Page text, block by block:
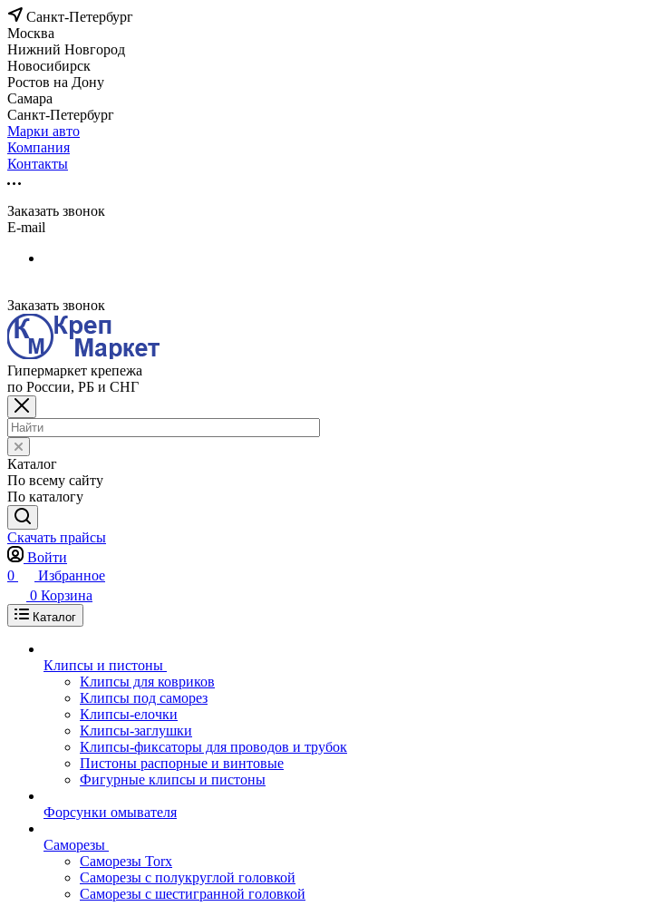
Санкт-Петербург
Москва
Нижний Новгород
Новосибирск
Ростов на Дону
Самара
Санкт-Петербург
Марки авто
Компания
Контакты
Заказать звонок
E-mail
Заказать звонок
Гипермаркет крепежа
по России, РБ и СНГ
Каталог
По всему сайту
По каталогу
Скачать прайсы
Войти
0
Избранное
0 Корзина
Каталог
Клипсы и пистоны
Клипсы для ковриков
Клипсы под саморез
Клипсы-елочки
Клипсы-заглушки
Клипсы-фиксаторы для проводов и трубок
Пистоны распорные и винтовые
Фигурные клипсы и пистоны
Форсунки омывателя
Саморезы
Саморезы Torx
Саморезы с полукруглой головкой
Саморезы с шестигранной головкой